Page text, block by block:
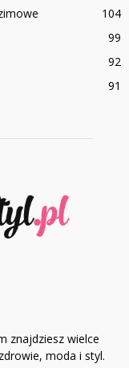
104
99
92
91
znajdziesz wielce
moda i styl.